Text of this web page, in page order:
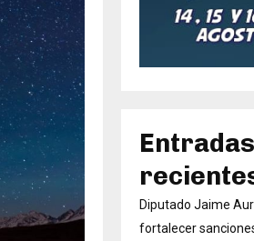
Entradas
Diputado Jaime
fortalecer